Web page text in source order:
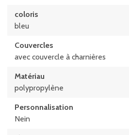
568 mm
coloris
bleu
Couvercles
avec couvercle à charnières
Matériau
polypropylène
Personnalisation
Nein